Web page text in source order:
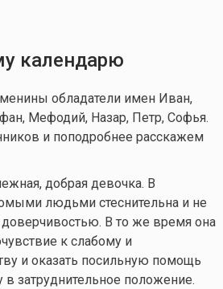
календарю
обладатели имен Иван,
Мефодий, Назар, Петр, Софья.
и поподробнее расскажем
добрая девочка. В
людьми стеснительна и не
доверчивостью. В то же время она
к слабому и
и оказать посильную помощь
затруднительное положение.